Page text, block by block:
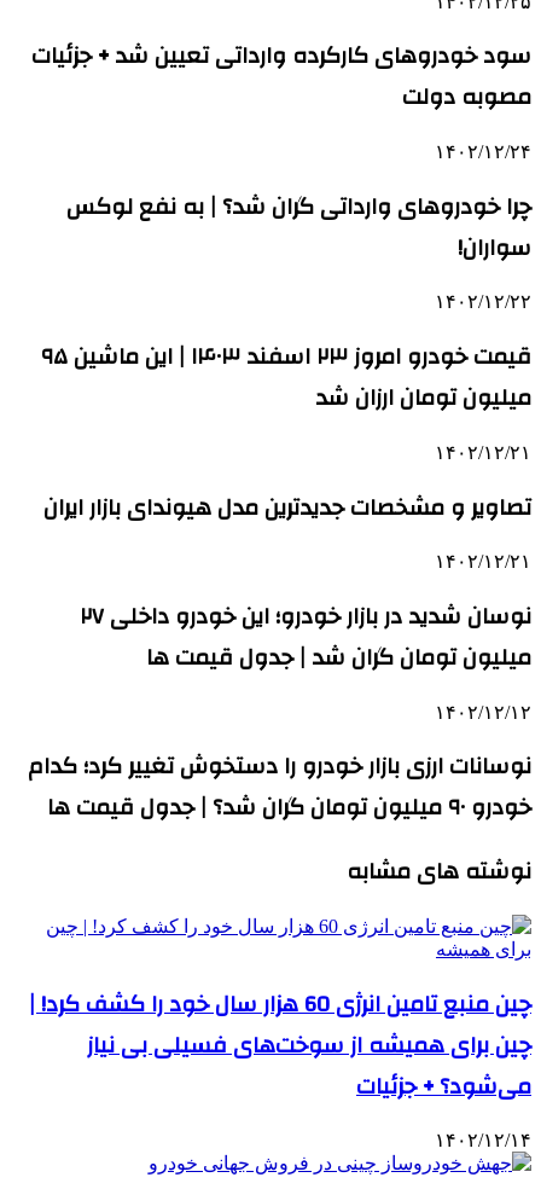
سود خودروهای کارکرده وارداتی تعیین شد + جزئیات
مصوبه دولت
۱۴۰۲/۱۲/۲۴
چرا خودروهای وارداتی گران شد؟ | به نفع لوکس
سواران!
۱۴۰۲/۱۲/۲۲
قیمت خودرو امروز ۲۳ اسفند ۱۴۰۳ | این ماشین ۹۵
میلیون تومان ارزان شد
۱۴۰۲/۱۲/۲۱
تصاویر و مشخصات جدیدترین مدل هیوندای بازار ایران
۱۴۰۲/۱۲/۲۱
نوسان شدید در بازار خودرو؛ این خودرو داخلی ۲۷
میلیون تومان گران شد | جدول قیمت ها
۱۴۰۲/۱۲/۱۲
نوسانات ارزی بازار خودرو را دستخوش تغییر کرد؛ کدام
خودرو ۹۰ میلیون تومان گران شد؟ | جدول قیمت ها
نوشته های مشابه
چین منبع تامین انرژی 60 هزار سال خود را کشف کرد! |
چین برای همیشه از سوخت‌های فسیلی بی نیاز
می‌شود؟ + جزئیات
۱۴۰۲/۱۲/۱۴